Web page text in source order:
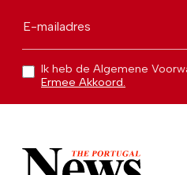
E-mailadres
Ik heb de Algemene
Ermee Akkoord.